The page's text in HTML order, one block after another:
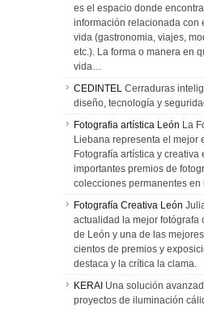
es el espacio donde
información relacionada con
vida (gastronomia, viajes,
etc.). La forma o manera en
vida…
CEDINTEL Cerraduras
diseño, tecnología y
Fotografia artística León La
Liebana representa el mejor
Fotografía artística y
importantes premios de
colecciones permanentes en
Fotografía Creativa León
actualidad la mejor fotógrafa
de León y una de las
cientos de premios y
destaca y la crítica la clama.
KERAI Una solución
proyectos de iluminación